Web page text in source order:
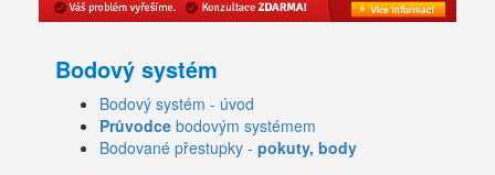
Bodový systém
Bodový systém - úvod
Průvodce bodovým systémem
Bodované přestupky - pokuty, body